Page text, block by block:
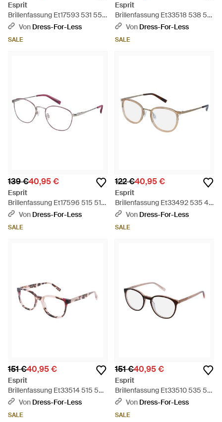
Esprit
Brillenfassung Et17593 531 55 -
Schwarz
Von Dress-For-Less
SALE
Esprit
Brillenfassung Et33518 538 50
- Schwarz
Von Dress-For-Less
SALE
139 €40,95 €
Esprit
Brillenfassung Et17596 515 51 -
Schwarz
Von Dress-For-Less
SALE
122 €40,95 €
Esprit
Brillenfassung Et33492 535 49
- Schwarz
Von Dress-For-Less
SALE
151 €40,95 €
Esprit
Brillenfassung Et33514 515 50
- Schwarz
Von Dress-For-Less
SALE
151 €40,95 €
Esprit
Brillenfassung Et33510 535 51 -
Schwarz
Von Dress-For-Less
SALE